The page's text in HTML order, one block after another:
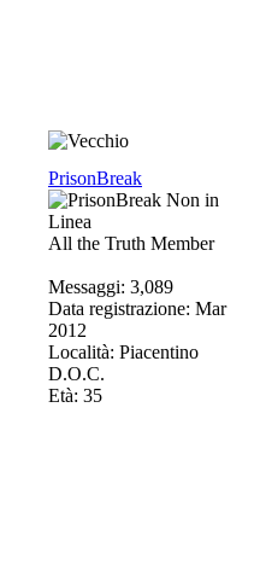
PrisonBreak
All the Truth Member
Messaggi: 3,089
Data registrazione: Mar
2012
Località: Piacentino
D.O.C.
Età: 35